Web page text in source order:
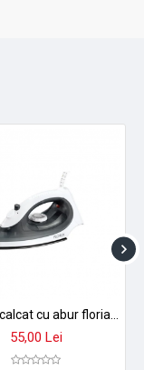
55,00 Lei